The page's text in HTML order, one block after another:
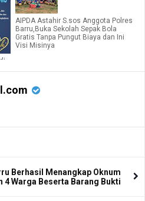
AIPDA Astahir S.sos Anggota Polres
Barru,Buka Sekolah Sepak Bola
Gratis Tanpa Pungut Biaya dan Ini
Visi Misinya
Berhasil Menangkap Oknum
4 Warga Beserta Barang Bukti